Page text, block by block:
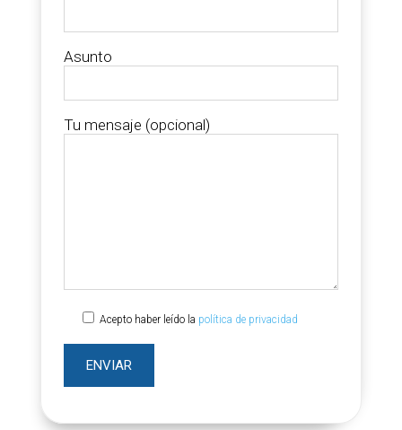
Asunto
Tu mensaje (opcional)
Acepto haber leído la política de privacidad